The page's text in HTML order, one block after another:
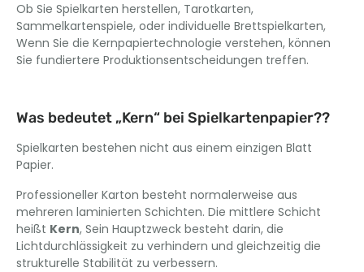
Ob Sie Spielkarten herstellen, Tarotkarten,
Sammelkartenspiele, oder individuelle Brettspielkarten,
Wenn Sie die Kernpapiertechnologie verstehen, können
Sie fundiertere Produktionsentscheidungen treffen.
Was bedeutet „Kern“ bei Spielkartenpapier??
Spielkarten bestehen nicht aus einem einzigen Blatt
Papier.
Professioneller Karton besteht normalerweise aus
mehreren laminierten Schichten. Die mittlere Schicht
heißt Kern, Sein Hauptzweck besteht darin, die
Lichtdurchlässigkeit zu verhindern und gleichzeitig die
strukturelle Stabilität zu verbessern.